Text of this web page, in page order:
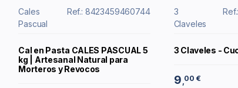
Cales
Pascual
Ref.: 8423459460744
Cal en Pasta CALES PASCUAL 5
kg | Artesanal Natural para
Morteros y Revocos
3
Claveles
3 Claveles -
9 ,00 €